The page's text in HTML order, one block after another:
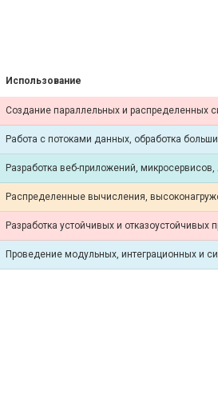
Использование
Создание параллельных и распределенных
Работа с потоками данных, обработка
Разработка веб-приложений, микросервисов,
Распределенные вычисления,
Разработка устойчивых и отказоустойчивых
Проведение модульных, интеграционных и